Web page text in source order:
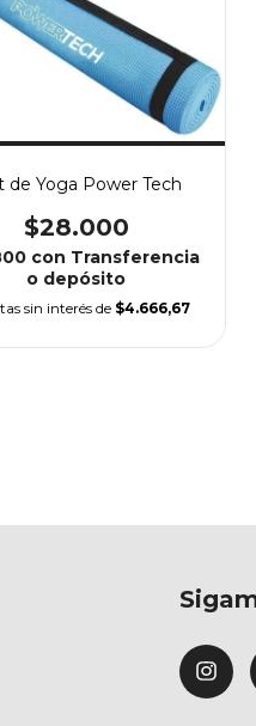
de Yoga Power Tech
$28.000
con Transferencia
o depósito
sin interés de $4.666,67